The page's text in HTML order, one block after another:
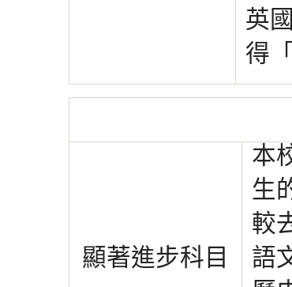
英國
得
顯著進步科目
本
生
較
語